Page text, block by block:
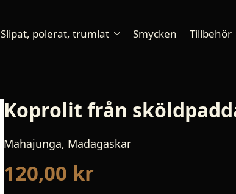
Slipat, polerat, trumlat Smycken Tillbehör
Koprolit från
Mahajunga, Madagaskar
120,00 kr